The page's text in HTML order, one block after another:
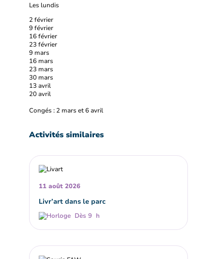
Les lundis
2 février
9 février
16 février
23 février
9 mars
16 mars
23 mars
30 mars
13 avril
20 avril
Congés : 2 mars et 6 avril
Activités similaires
11 août 2026
Livr’art dans le parc
Dès 9 h